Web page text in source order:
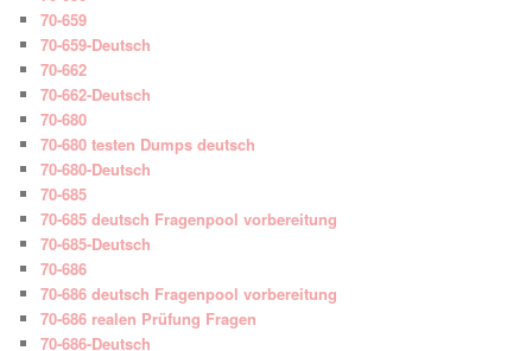
70-659
70-659-Deutsch
70-662
70-662-Deutsch
70-680
70-680 testen Dumps deutsch
70-680-Deutsch
70-685
70-685 deutsch Fragenpool vorbereitung
70-685-Deutsch
70-686
70-686 deutsch Fragenpool vorbereitung
70-686 realen Prüfung Fragen
70-686-Deutsch